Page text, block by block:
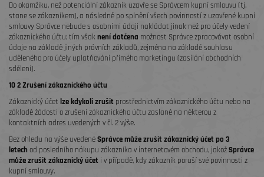
Do okamžiku, než potenciální zákazník uzavře se Správcem kupní smlouvu (tj.
stane se zákazníkem), a následně po splnění všech povinností z uzavřené kupní
smlouvy Správce nebude s osobními údaji nakládat jinak než pro účely vedení
zákaznického účtu; tím všaknení dotčena možnost Správce zpracovávat osobní
údaje na základě jiných právních základů, zejména na základě souhlasu
uděleného pro účely uplatňování přímého marketingu (zasílání obchodních
sdělení).
10 2 Zrušení zákaznického účtu
Zákaznický účet lze kdykolizrušit prostřednictvím zákaznického účtu nebo na
základě žádosti o zrušení zákaznického účtu zaslané na některou z
kontaktních adres uvedených v čl. 2 výše.
Bez ohledu na výše uvedenéSprávce může zrušit zákaznický účet po 3
letech od posledního nákupu zákazníka v internetovém obchodu, jakožSprávce
může zrušit zákaznický účet i v případě, kdy zákazník poruší své povinnosti z
kupní smlouvy.